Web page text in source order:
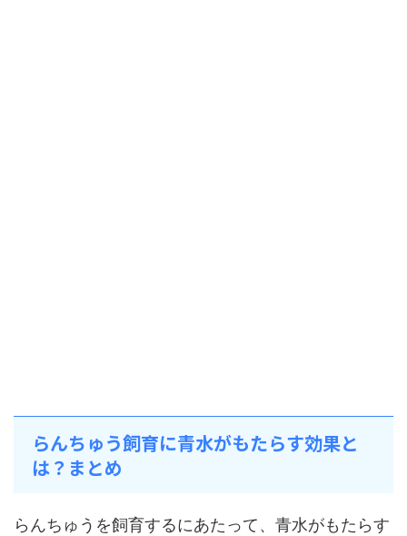
らんちゅう飼育に青水がもたらす効果と
は？まとめ
らんちゅうを飼育するにあたって、青水がもたらす